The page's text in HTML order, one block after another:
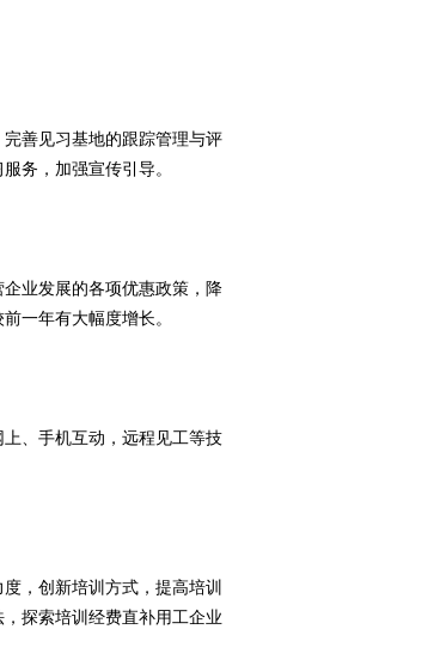
善见习基地的跟踪管理与评
务，加强宣传引导。
业发展的各项优惠政策，降
一年有大幅度增长。
、手机互动，远程见工等技
，创新培训方式，提高培训
探索培训经费直补用工企业